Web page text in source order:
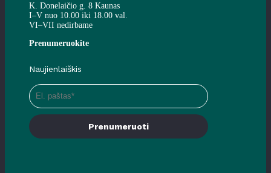
K. Donelaičio g. 8 Kaunas
I–V nuo 10.00 iki 18.00 val.
VI–VII nedirbame
Prenumeruokite
Naujienlaiškis
Prenumeruoti